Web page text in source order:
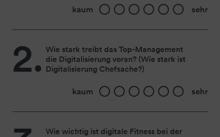
kaum 0 1 2 3 4 5 sehr
2. Wie stark treibt das Top-Management
die Digitalisierung voran? (Wie stark ist
Digitalisierung Chefsache?)
kaum 0 1 2 3 4 5 sehr
Wie wichtig ist digitale Fitness bei der